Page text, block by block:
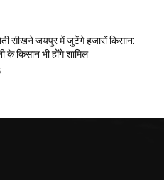
सीखने जयपुर में जुटेंगे हजारों किसान:
के किसान भी होंगे शामिल